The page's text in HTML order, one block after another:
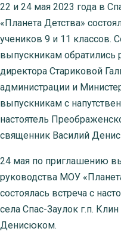
22 и 24 мая 2023 года в
«Планета Детства»
учеников 9 и 11 классов.
выпускникам
директора Стариковой
администрации и
выпускникам с
настоятель
священник Василий
24 мая по приглашению
руководства МОУ
состоялась встреча с
села Спас-Заулок г.п.
Денисюком.